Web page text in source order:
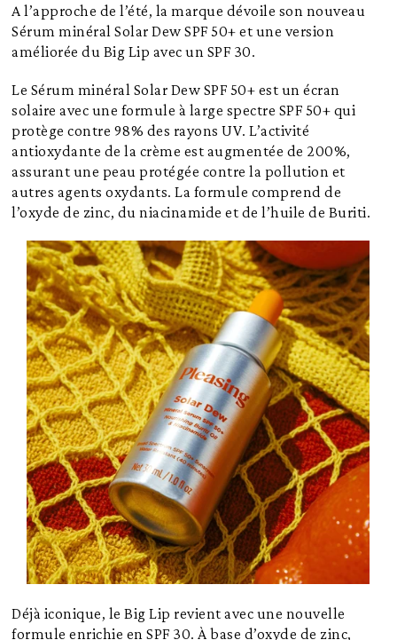
A l’approche de l’été, la marque dévoile son nouveau
Sérum minéral Solar Dew SPF 50+ et une version
améliorée du Big Lip avec un SPF 30.
Le Sérum minéral Solar Dew SPF 50+ est un écran
solaire avec une formule à large spectre SPF 50+ qui
protège contre 98% des rayons UV. L’activité
antioxydante de la crème est augmentée de 200%,
assurant une peau protégée contre la pollution et
autres agents oxydants.La formule comprend de
l’oxyde de zinc, du niacinamide et de l’huile de Buriti.
Déjà iconique, le Big Lip revient avec une nouvelle
formule enrichie en SPF 30. À base d’oxyde de zinc,